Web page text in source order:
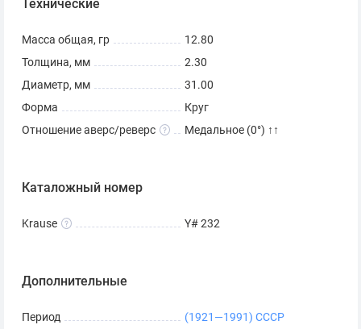
может быть выше тех рублей, который активно
Как отличить оригинал от
копии?
лет со дня рождения» или подделка перед вами,
Имя Ниязи выполнено стилизованным шрифтом.
Технические
Масса общая, гр
12.80
Толщина, мм
2.30
Диаметр, мм
31.00
Форма
Круг
Отношение аверс/реверс
Медальное (0°) ↑↑
Каталожный номер
Krause Y# 232
Дополнительные
Период
(1921—1991) СССР